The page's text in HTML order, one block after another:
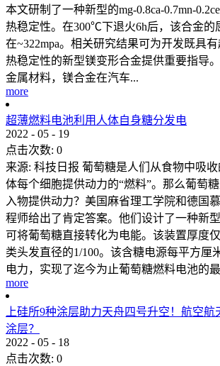
本文研制了一种新型的mg-0.8ca-0.7mn-
热稳定性。在300℃下退火6h后，该合金的
在~322mpa。相关研究结果可为开发既具
热稳定性的新型镁变形合金提供重要指导
金属材料，镁合金在汽车...
more
超薄燃料电池利用人体自身糖分发电
2022 - 05 - 19
点击次数: 0
来源: 科技日报 葡萄糖是人们从食物中吸
体每个细胞提供动力的“燃料”。那么葡萄
入物提供动力？美国麻省理工学院和德国
程师给出了肯定答案。他们设计了一种新
可将葡萄糖直接转化为电能。该装置厚度
类头发直径的1/100。该含糖电源每平方厘
电力，实现了迄今为止葡萄糖燃料电池的
more
上硅所9种涂层助力天舟四号升空！航空
涂层？
2022 - 05 - 18
点击次数: 0